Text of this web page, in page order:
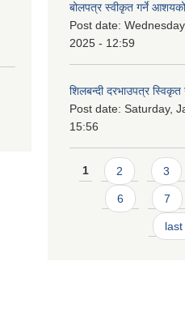
बोलपत्र स्वीकृत गर्ने
Post date:
2025 - 12:59
शिलबन्दी दरभाउपत्र
Post date: Saturday,
15:56
Pages
1 2 3
6 7
last